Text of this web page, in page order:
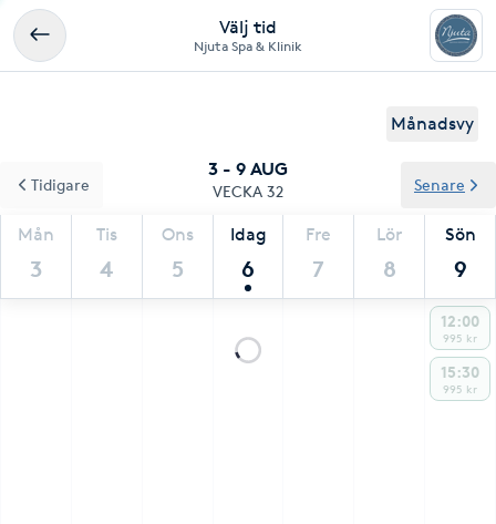
Välj tid
Njuta Spa & Klinik
Månadsvy
3 - 9 AUG
VECKA 32
Mån
3
Tis
4
Ons
5
Idag
6
Fre
7
Lör
8
Sön
9
Tidigare Senare
12:00
995 kr
15:30
995 kr